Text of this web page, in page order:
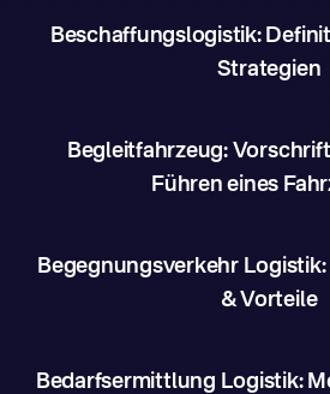
Beschaffungslogistik:
Strategien
Begleitfahrzeug:
Führen eines
Begegnungsverkehr
& Vorteile
Bedarfsermittlung Logistik: